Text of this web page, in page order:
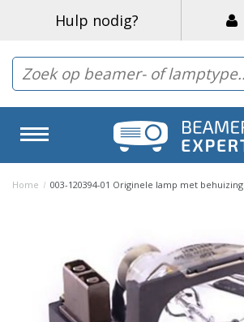
Hulp nodig?
Home / 003-120394-01 Originele lamp met behuizing